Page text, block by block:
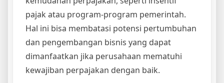
pajak atau program-program pemerintah.
Hal ini bisa membatasi potensi pertumbuhan
dan pengembangan bisnis yang dapat
dimanfaatkan jika perusahaan mematuhi
kewajiban perpajakan dengan baik.